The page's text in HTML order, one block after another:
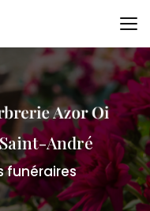
André
funéraires